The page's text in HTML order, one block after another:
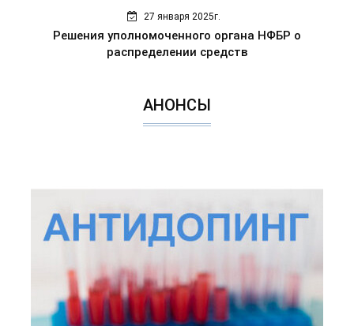
27 января 2025г.
Решения уполномоченного органа НФБР о
распределении средств
АНОНСЫ